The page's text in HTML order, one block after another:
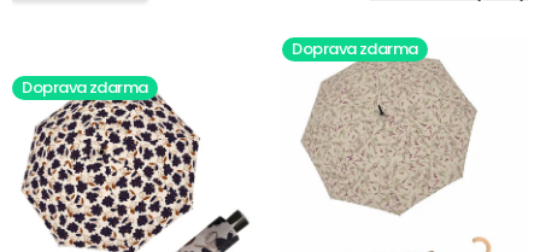
Doprava zdarma
Doprava zdarma